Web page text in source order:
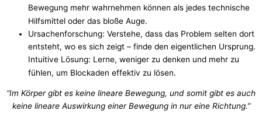
Bewegung mehr wahrnehmen können als jedes technische
Hilfsmittel oder das bloße Auge.
Ursachenforschung: Verstehe, dass das Problem selten dort
entsteht, wo es sich zeigt – finde den eigentlichen Ursprung.
Intuitive Lösung: Lerne, weniger zu denken und mehr zu
fühlen, um Blockaden effektiv zu lösen.
“Im Körper gibt es keine lineare Bewegung, und somit gibt es auch
keine lineare Auswirkung einer Bewegung in nur eine Richtung.”